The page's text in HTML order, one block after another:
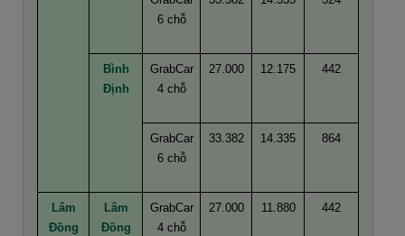
6 chỗ
Bình
Định
GrabCar
4 chỗ
27.000 12.175 442
GrabCar
6 chỗ
33.382 14.335 864
Lâm
Đồng
Lâm
Đồng
GrabCar
4 chỗ
27.000 11.880 442